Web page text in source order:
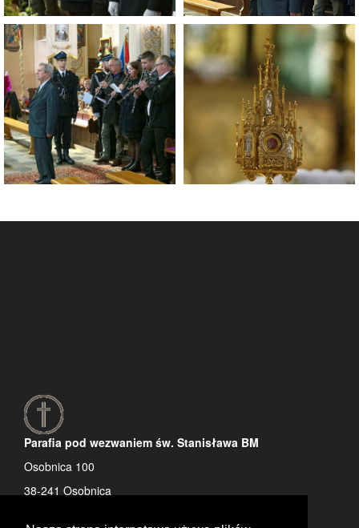
Parafia pod wezwaniem św. Stanisława BM
Osobnica 100
38-241 Osobnica